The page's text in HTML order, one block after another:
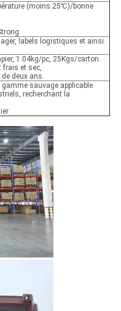
(moins 25℃)/bonne
labels logistiques et ainsi
1.04kg/pc, 25Kgs/carton.
frais et sec,
de deux ans.
sauvage applicable
recherchant la